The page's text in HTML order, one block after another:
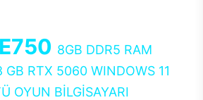
8GB DDR5 RAM
RTX 5060 WINDOWS 11
OYUN BİLGİSAYARI